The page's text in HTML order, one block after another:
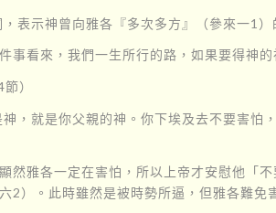
，表示神曾向雅各『多次多方』（參來一1）
事看來，我們一生所行的路，如果要得神
）
，就是你父親的神。你下埃及去不要害怕
顯然雅各一定在害怕，所以上帝才安慰他
2）。此時雖然是被時勢所逼，但雅各難免